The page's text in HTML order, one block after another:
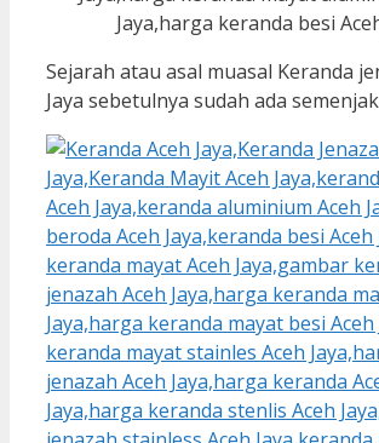
Sejarah atau asal muasal Keranda
Jaya sebetulnya sudah ada